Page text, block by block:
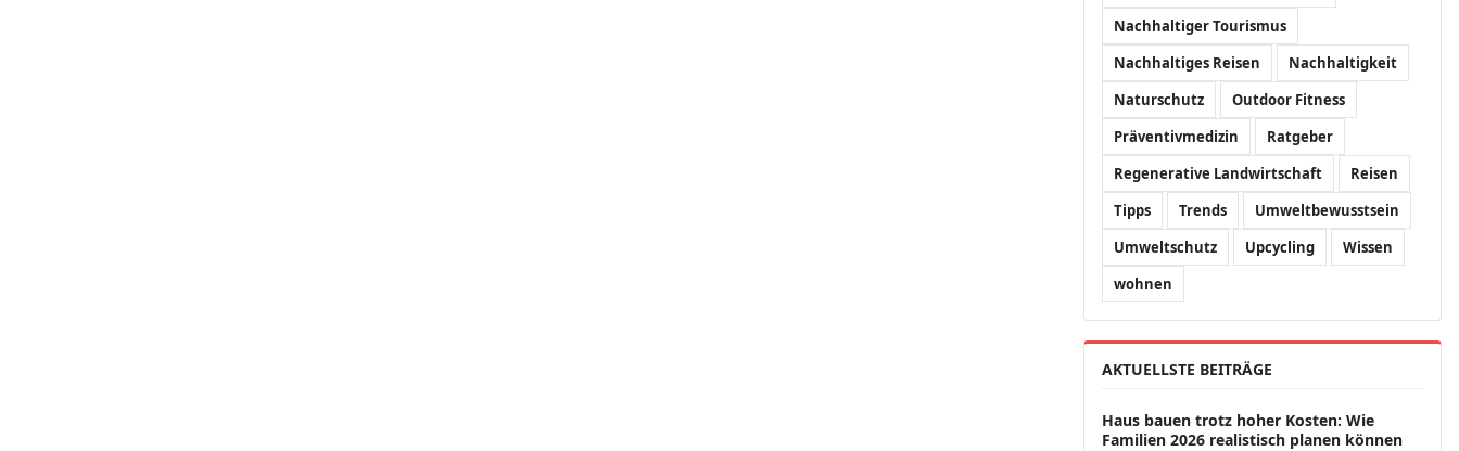
Nachhaltiger Tourismus
Nachhaltiges Reisen
Nachhaltigkeit
Naturschutz
Outdoor Fitness
Präventivmedizin
Ratgeber
Regenerative Landwirtschaft
Reisen
Tipps
Trends
Umweltbewusstsein
Umweltschutz
Upcycling
Wissen
wohnen
AKTUELLSTE BEITRÄGE
Haus bauen trotz hoher Kosten: Wie
Familien 2026 realistisch planen können